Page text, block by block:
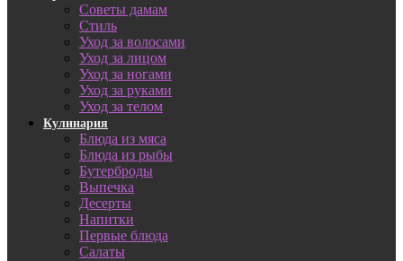
Советы дамам
Стиль
Уход за волосами
Уход за лицом
Уход за ногами
Уход за руками
Уход за телом
Кулинария
Блюда из мяса
Блюда из рыбы
Бутерброды
Выпечка
Десерты
Напитки
Первые блюда
Салаты